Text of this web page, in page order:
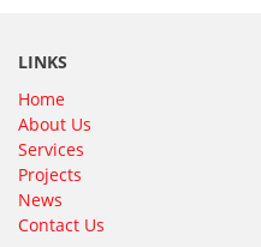
LINKS
Home
About Us
Services
Projects
News
Contact Us